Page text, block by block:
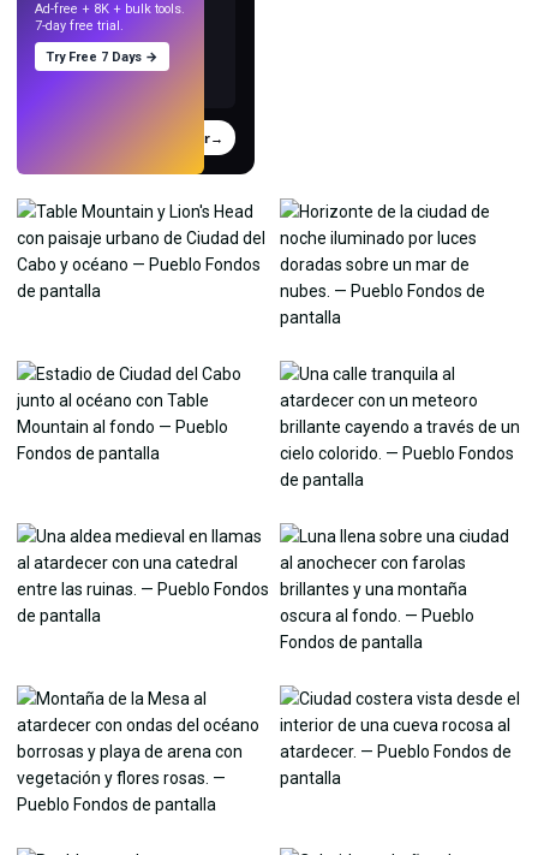
Probar→
Ad-free + 8K + bulk tools.
7-day free trial.
Try Free 7 Days →